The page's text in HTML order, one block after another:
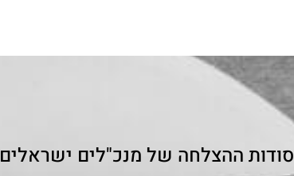
סודות ההצלחה של מנכ"לים ישראלים